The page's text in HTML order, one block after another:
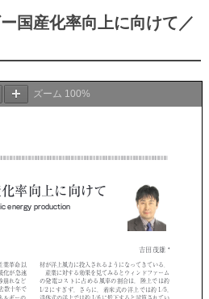
国産化率向上に向けて／
ズーム 100%